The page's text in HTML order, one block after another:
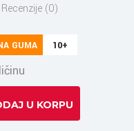
Recenzije (0)
GUMA 10+